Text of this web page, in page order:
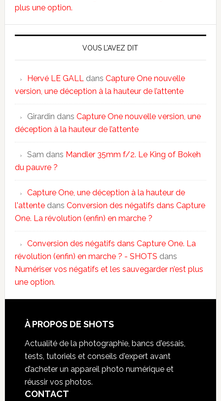
plus une option.
VOUS L’AVEZ DIT
Hervé LE GALL dans Capture One nouvelle
version, une déception à la hauteur de l’attente
Girardin dans Capture One nouvelle version, une
déception à la hauteur de l’attente
Sam dans Mandler 35mm f/2. Le King of Bokeh
du pauvre ?
Capture One, une déception à la hauteur de
l'attentedans Conversion des négatifs dans Capture
One. La révolution (enfin) en marche ?
Conversion des négatifs dans Capture One. La
révolution (enfin) en marche ? - SHOTS dans
Numériser vos négatifs et les sauvegarder n’est plus
une option.
À PROPOS DE SHOTS
Actualité de la photographie, bancs d'essais,
tests, tutoriels et conseils d'expert avant
d’acheter un appareil photo numérique et
réussir vos photos.
CONTACT